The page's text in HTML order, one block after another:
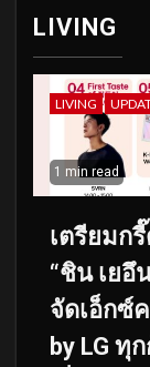
LIVING
LIVING
1 min read
เตรียมก
“ชิน เยอึ
จัดเอ็กซ์
by LG ทุ